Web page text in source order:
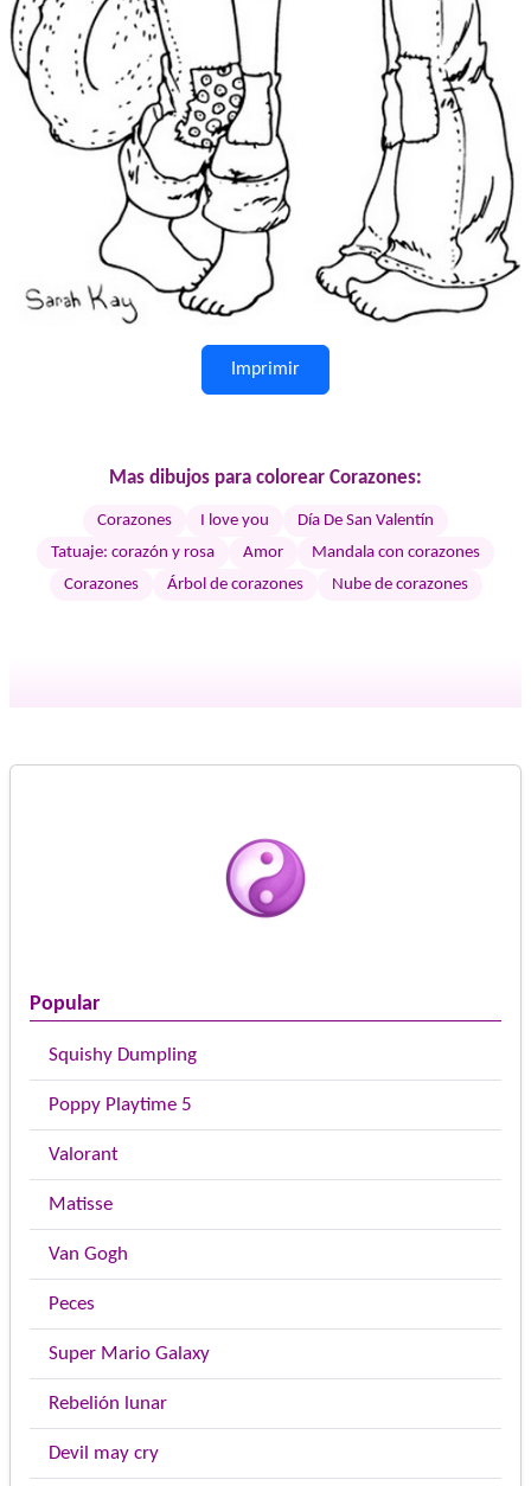
Popular
Squishy Dumpling
Poppy Playtime 5
Valorant
Matisse
Van Gogh
Peces
Super Mario Galaxy
Rebelión lunar
Devil may cry
Imprimir
Mas dibujos para colorear Corazones:
Corazones I love you
Día De San Valentín
Tatuaje: corazón y rosa
Amor
Mandala con corazones
Corazones
Árbol de corazones Nube de corazones